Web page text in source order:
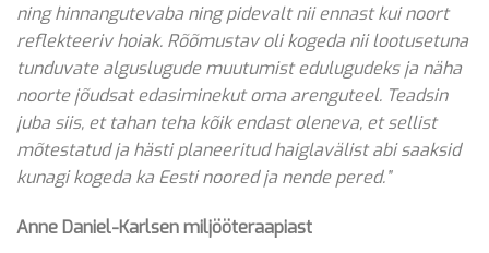
ning hinnangutevaba ning pidevalt nii ennast kui noort
reflekteeriv hoiak. Rõõmustav oli kogeda nii lootusetuna
tunduvate alguslugude muutumist edulugudeks ja näha
noorte jõudsat edasiminekut oma arenguteel. Teadsin
juba siis, et tahan teha kõik endast oleneva, et sellist
mõtestatud ja hästi planeeritud haiglavälist abi saaksid
kunagi kogeda ka Eesti noored ja nende pered.”
Anne Daniel-Karlsen miljööteraapiast